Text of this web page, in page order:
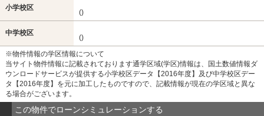
小学校区
()
中学校区
()
※物件情報の学区情報について
当サイト物件情報に記載されております通学区域(学区)情報は、国土数値情報ダ
ウンロードサービスが提供する小学校区データ【2016年度】及び中学校区デー
タ【2016年度】を元に加工したものですので、記載情報が現在の学区域と異な
る場合がございます。
この物件でローンシミュレーションする